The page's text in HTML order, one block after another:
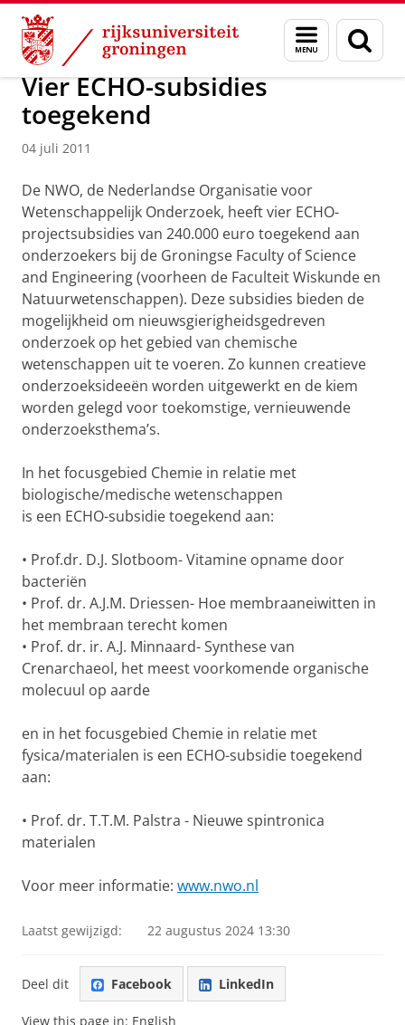
Skip
Content
Skip
Navigation
Menu
en
zoeken
Over ons Faculty of Science and Engineering Nieuws
Vier ECHO-subsidies
toegekend
04 juli 2011
De NWO, de Nederlandse Organisatie voor
Wetenschappelijk Onderzoek, heeft vier ECHO-
projectsubsidies van 240.000 euro toegekend aan
onderzoekers bij de Groningse Faculty of Science
and Engineering (voorheen de Faculteit Wiskunde en
Natuurwetenschappen). Deze subsidies bieden de
mogelijkheid om nieuwsgierigheidsgedreven
onderzoek op het gebied van chemische
wetenschappen uit te voeren. Zo kunnen creatieve
onderzoeksideeën worden uitgewerkt en de kiem
worden gelegd voor toekomstige, vernieuwende
onderzoeksthema’s.
In het focusgebied Chemie in relatie met
biologische/medische wetenschappen
is een ECHO-subsidie toegekend aan:
• Prof.dr. D.J. Slotboom- Vitamine opname door
bacteriën
• Prof. dr. A.J.M. Driessen- Hoe membraaneiwitten in
het membraan terecht komen
• Prof. dr. ir. A.J. Minnaard- Synthese van
Crenarchaeol, het meest voorkomende organische
molecuul op aarde
en in het focusgebied Chemie in relatie met
fysica/materialen is een ECHO-subsidie toegekend
aan:
• Prof. dr. T.T.M. Palstra - Nieuwe spintronica
materialen
Voor meer informatie: www.nwo.nl
Laatst gewijzigd: 22 augustus 2024 13:30
Deel dit Facebook LinkedIn
View this page in: English